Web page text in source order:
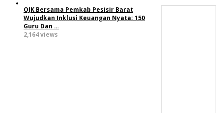
OJK Bersama Pemkab Pesisir Barat
Wujudkan Inklusi Keuangan Nyata: 150
Guru Dan …
2,164 views